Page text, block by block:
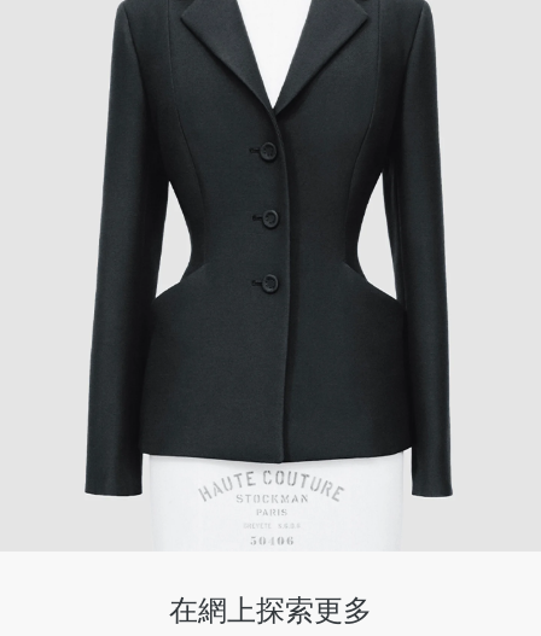
在網上探索更多